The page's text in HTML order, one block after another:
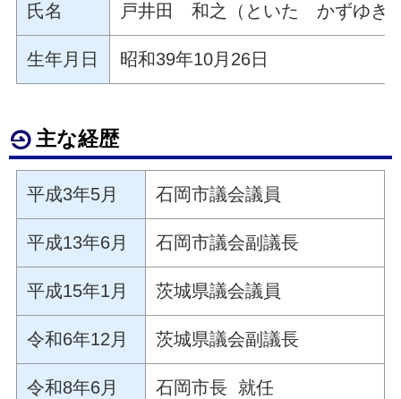
氏名 戸井田 和之（といた かずゆき
生年月日 昭和39年10月26日
主な経歴
平成3年5月 石岡市議会議員
平成13年6月 石岡市議会副議長
平成15年1月 茨城県議会議員
令和6年12月 茨城県議会副議長
令和8年6月 石岡市長 就任